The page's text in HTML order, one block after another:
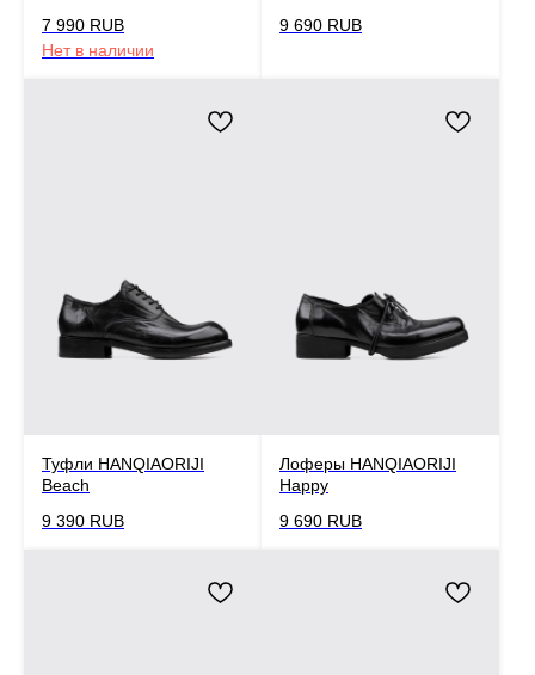
7 990 RUB
Нет в наличии
9 690 RUB
Туфли HANQIAORIJI
Beach
9 390 RUB
Лоферы HANQIAORIJI
Happy
9 690 RUB